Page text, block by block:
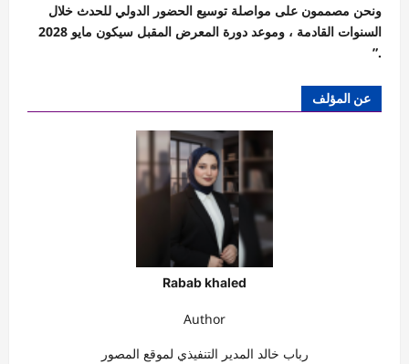
ونحن مصممون على مواصلة توسيع الحضور الدولي للحدث خلال
السنوات القادمة ، وموعد دورة المعرض المقبل سيكون مايو 2028
.”
عن المؤلف
Rabab khaled
Author
رباب خالد المدير التنفيذي لموقع المصور